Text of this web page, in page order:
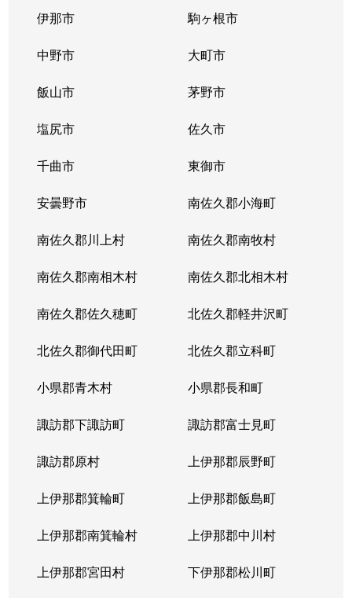
伊那市 駒ヶ根市
中野市 大町市
飯山市 茅野市
塩尻市 佐久市
千曲市 東御市
安曇野市 南佐久郡小海町
南佐久郡川上村 南佐久郡南牧村
南佐久郡南相木村 南佐久郡北相木村
南佐久郡佐久穂町 北佐久郡軽井沢町
北佐久郡御代田町 北佐久郡立科町
小県郡青木村 小県郡長和町
諏訪郡下諏訪町 諏訪郡富士見町
諏訪郡原村 上伊那郡辰野町
上伊那郡箕輪町 上伊那郡飯島町
上伊那郡南箕輪村 上伊那郡中川村
上伊那郡宮田村 下伊那郡松川町